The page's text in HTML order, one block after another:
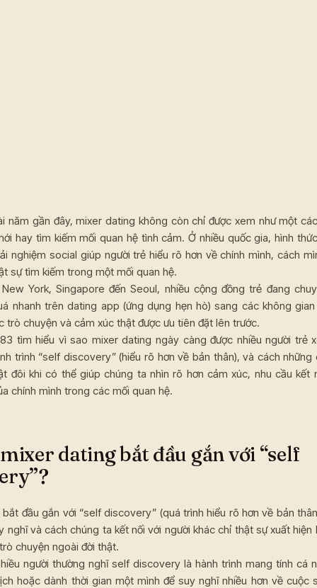
năm gần đây, mixer dating không còn chỉ được xem như một
hay tìm kiếm mối quan hệ tình cảm. Ở nhiều quốc gia, hình
nghiệm social giúp người trẻ hiểu rõ hơn về chính mình, cách
sự tìm kiếm trong một mối quan hệ.
York, Singapore đến Seoul, nhiều cộng đồng trẻ đang
nhanh trên dating app (ứng dụng hẹn hò) sang các không
trò chuyện và cảm xúc thật được ưu tiên đặt lên trước.
tìm hiểu vì sao mixer dating ngày càng được nhiều người trẻ
trình “self discovery” (hiểu rõ hơn về bản thân), và cách
đôi khi có thể giúp chúng ta nhìn rõ hơn cảm xúc, nhu cầu kết
chính mình trong các mối quan hệ.
dating bắt đầu gắn với “self
đầu gắn với “self discovery” (quá trình hiểu rõ hơn về bản
nghĩ và cách chúng ta kết nối với người khác chỉ thật sự xuất hiện
chuyện ngoài đời thật.
người thường nghĩ self discovery là hành trình mang tính cá
hoặc dành thời gian một mình để suy nghĩ nhiều hơn về cuộc